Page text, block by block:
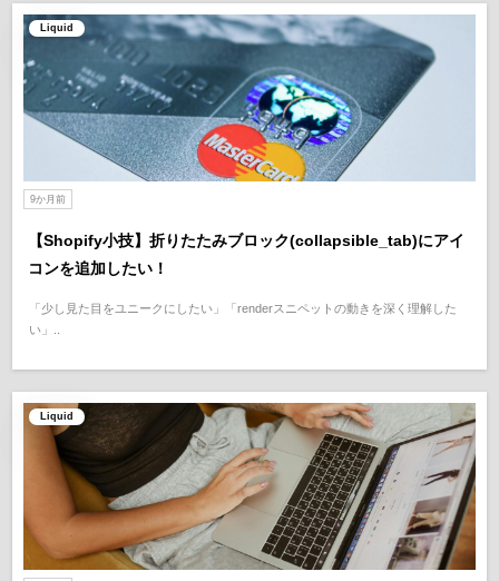
Liquid
9か月前
【Shopify小技】折りたたみブロック(collapsible_tab)にアイ
コンを追加したい！
「少し見た目をユニークにしたい」「renderスニペットの動きを深く理解した
い」..
Liquid